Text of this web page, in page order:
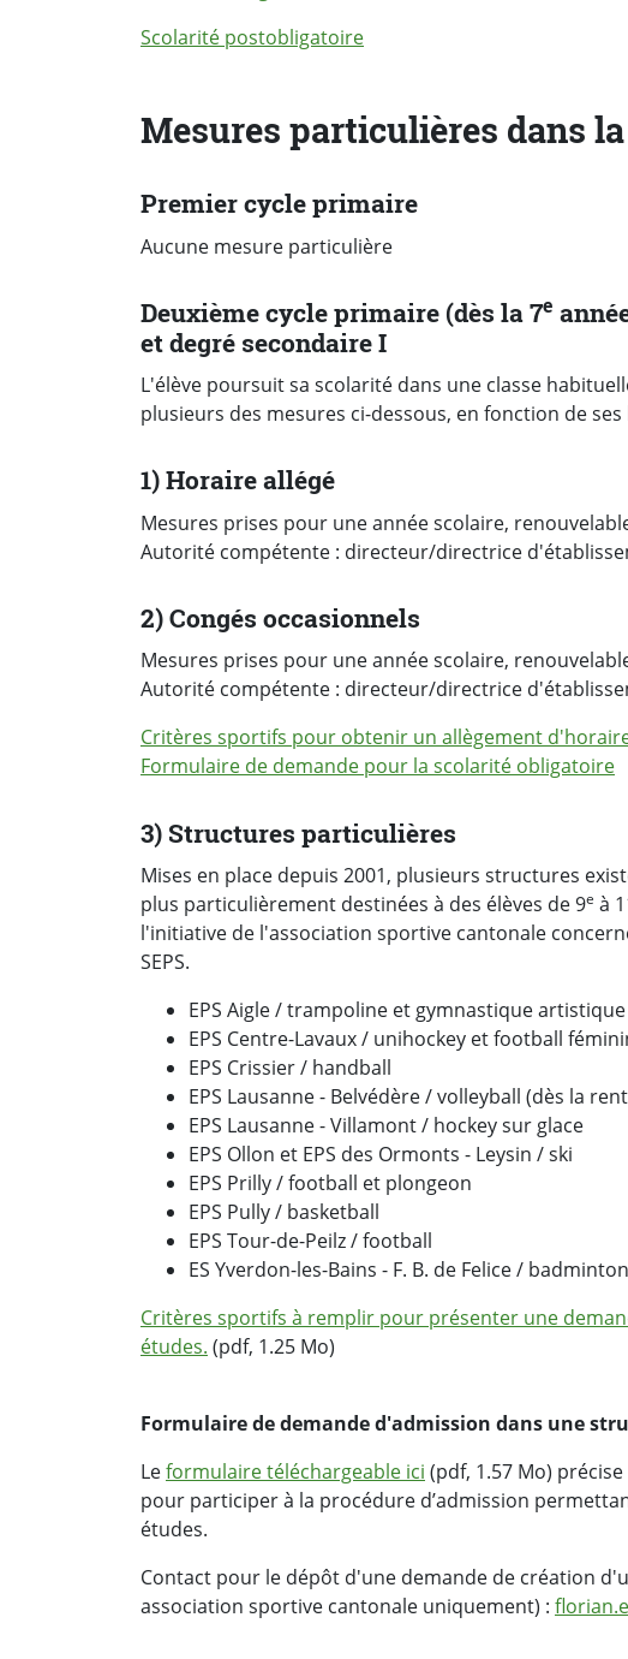
Scolarité postobligatoire
Mesures particulières dans
Premier cycle primaire
Aucune mesure particulière
Deuxième cycle primaire (dès la 7e
et degré secondaire I
L'élève poursuit sa scolarité dans une classe
plusieurs des mesures ci-dessous, en fonction de
1) Horaire allégé
Mesures prises pour une année scolaire,
Autorité compétente : directeur/directrice
2) Congés occasionnels
Mesures prises pour une année scolaire,
Autorité compétente : directeur/directrice
Critères sportifs pour obtenir un allègement
Formulaire de demande pour la scolarité obligatoire
3) Structures particulières
Mises en place depuis 2001, plusieurs structures
plus particulièrement destinées à des élèves de 9e à
l'initiative de l'association sportive cantonale
SEPS.
EPS Aigle / trampoline et gymnastique artistique
EPS Centre-Lavaux / unihockey et football
EPS Crissier / handball
EPS Lausanne - Belvédère / volleyball (dès la
EPS Lausanne - Villamont / hockey sur glace
EPS Ollon et EPS des Ormonts - Leysin / ski
EPS Prilly / football et plongeon
EPS Pully / basketball
EPS Tour-de-Peilz / football
ES Yverdon-les-Bains - F. B. de Felice / badminton
Critères sportifs à remplir pour présenter une
études. (pdf, 1.25 Mo)
Formulaire de demande d'admission dans une
Leformulaire téléchargeable ici (pdf, 1.57 Mo)
pour participer à la procédure d’admission
études.
Contact pour le dépôt d'une demande de création
association sportive cantonale uniquement) :